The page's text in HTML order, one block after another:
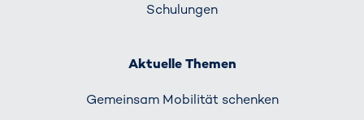
Schulungen
Aktuelle Themen
Gemeinsam Mobilität schenken